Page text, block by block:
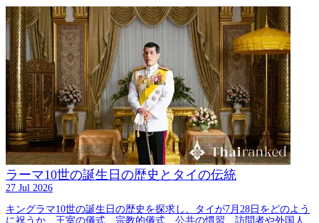
ラーマ10世の誕生日の歴史とタイの伝統
27 Jul 2026
キングラマ10世の誕生日の歴史を探求し、タイが7月28日をどのよう
に祝うか、王室の儀式、宗教的儀式、公共の慣習、訪問者や外国人